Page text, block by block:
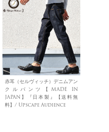
赤耳（セルヴィッチ）デニムアン
クルパンツ【MADE IN
JAPAN】『日本製』【送料無
料】/ Upscape Audience